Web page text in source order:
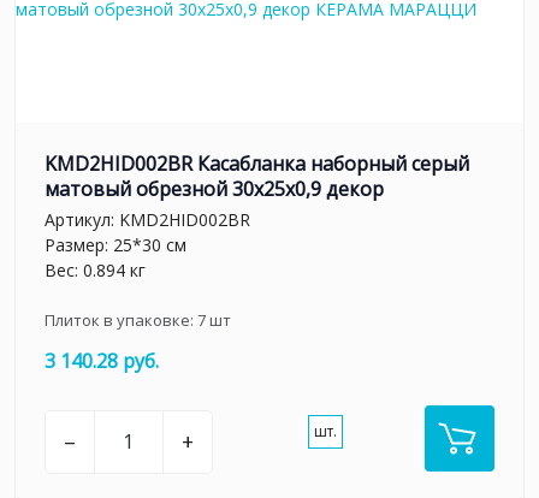
KMD2HID002BR Касабланка наборный серый
матовый обрезной 30x25x0,9 декор
Артикул: KMD2HID002BR
Размер: 25*30 см
Вес: 0.894 кг
Плиток в упаковке: 7шт
3 140.28 руб.
– + шт.